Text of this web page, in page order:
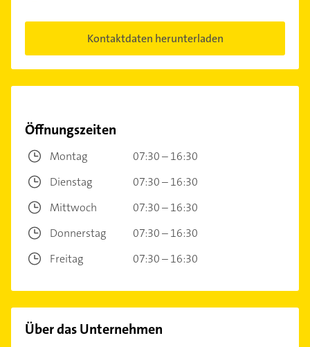
Kontaktdaten herunterladen
Öffnungszeiten
Montag
07:30 – 16:30
Dienstag
07:30 – 16:30
Mittwoch
07:30 – 16:30
Donnerstag
07:30 – 16:30
Freitag
07:30 – 16:30
Über das Unternehmen